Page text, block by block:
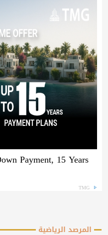
Payment, 15 Years
TMG
المرصد الرياضية